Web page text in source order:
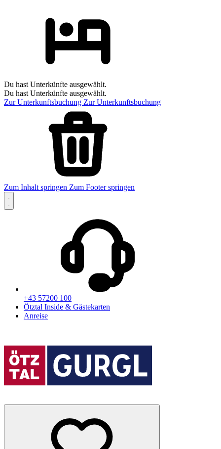
Du hast Unterkünfte ausgewählt.
Du hast Unterkünfte ausgewählt.
Zur Unterkunftsbuchung Zur Unterkunftsbuchung
Zum Inhalt springen Zum Footer springen
+43 57200 100
Ötztal Inside & Gästekarten
Anreise